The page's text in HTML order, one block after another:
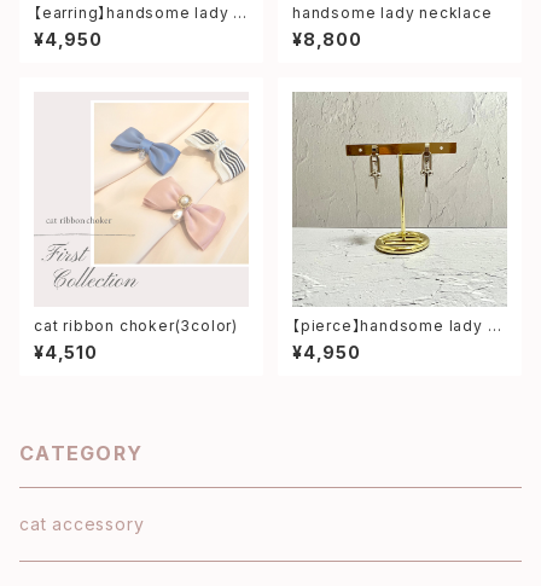
【earring】handsome lady s
hort earring
¥4,950
handsome lady necklace
¥8,800
cat ribbon choker(3color)
¥4,510
【pierce】handsome lady sh
ort pierce
¥4,950
CATEGORY
cat accessory